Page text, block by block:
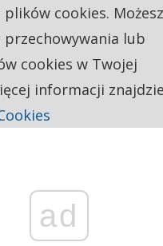
ad
cookies. Możesz
lub
cookies w Twojej
informacji